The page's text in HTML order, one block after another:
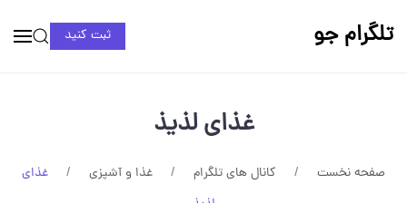
تلگرام جو ثبت کنید
غذای لذیذ
صفحه نخست کانال های تلگرام غذا و آشپزی
غذای